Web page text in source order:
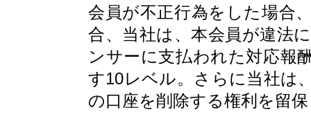
会員が不正行為をした場合
合、当社は、本会員が違法
ンサーに支払われた対応報
す10レベル。さらに当社は
の口座を削除する権利を留